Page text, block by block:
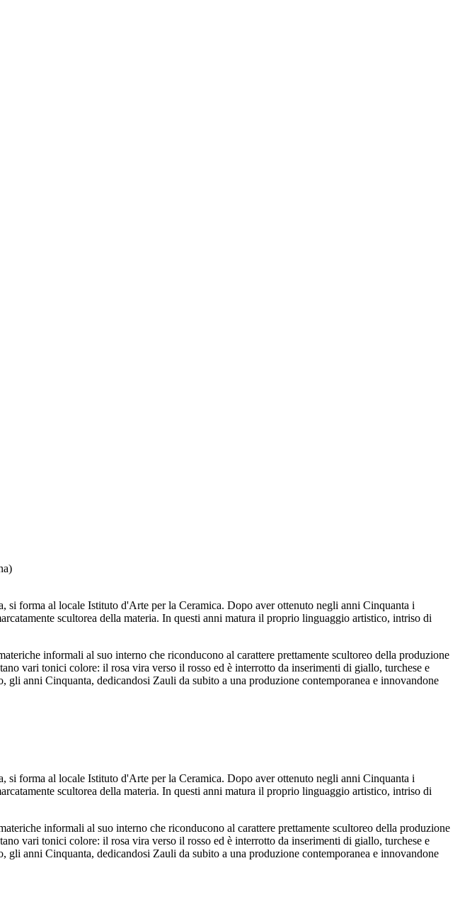
forma al locale Istituto d'Arte per la Ceramica. Dopo aver ottenuto negli anni Cinquanta i
scultorea della materia. In questi anni matura il proprio linguaggio artistico, intriso di
informali al suo interno che riconducono al carattere prettamente scultoreo della produzione
vari tonici colore: il rosa vira verso il rosso ed è interrotto da inserimenti di giallo, turchese e
anni Cinquanta, dedicandosi Zauli da subito a una produzione contemporanea e innovandone
forma al locale Istituto d'Arte per la Ceramica. Dopo aver ottenuto negli anni Cinquanta i
scultorea della materia. In questi anni matura il proprio linguaggio artistico, intriso di
informali al suo interno che riconducono al carattere prettamente scultoreo della produzione
vari tonici colore: il rosa vira verso il rosso ed è interrotto da inserimenti di giallo, turchese e
anni Cinquanta, dedicandosi Zauli da subito a una produzione contemporanea e innovandone